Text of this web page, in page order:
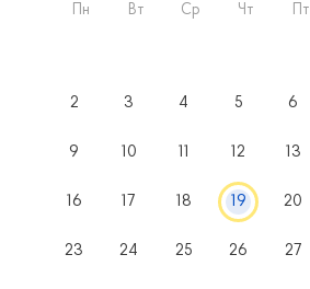
Пн Вт Ср Чт Пт
2 3 4 5 6
9 10 11 12 13
16 17 18 19 20
23 24 25 26 27